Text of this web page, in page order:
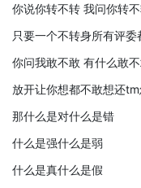
你说你转不转 我问你转
只要一个不转身所有评委
你问我敢不敢 有什么敢
放开让你想都不敢想还
那什么是对什么是错
什么是强什么是弱
什么是真什么是假